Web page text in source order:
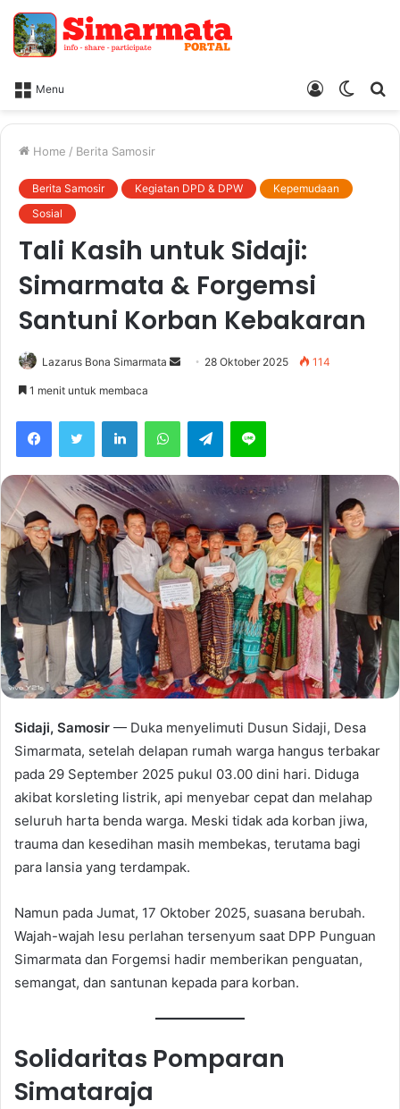
Menu
Switch
Log
Home / Berita Samosir
Berita Samosir Kegiatan DPD & DPW
Kepemudaan
Sosial
Tali Kasih untuk Sidaji:
Simarmata & Forgemsi
Santuni Korban Kebakaran
Lazarus Bona Simarmata
Send 28 Oktober 2025 114
1 menit untuk membaca
FacebookTwitter LinkedInWhatsAppTelegramLine
Sidaji, Samosir — Duka menyelimuti Dusun Sidaji, Desa
Simarmata, setelah delapan rumah warga hangus terbakar
pada 29 September 2025 pukul 03.00 dini hari. Diduga
akibat korsleting listrik, api menyebar cepat dan melahap
seluruh harta benda warga. Meski tidak ada korban jiwa,
trauma dan kesedihan masih membekas, terutama bagi
para lansia yang terdampak.
Namun pada Jumat, 17 Oktober 2025, suasana berubah.
Wajah-wajah lesu perlahan tersenyum saat DPP Punguan
Simarmata dan Forgemsi hadir memberikan penguatan,
semangat, dan santunan kepada para korban.
Solidaritas Pomparan
Simataraja